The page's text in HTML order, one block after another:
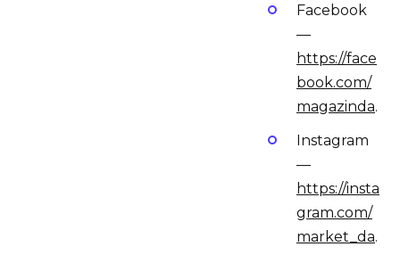
Facebook
—
https://face
book.com/
magazinda.
Instagram
—
https://insta
gram.com/
market_da.